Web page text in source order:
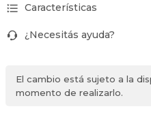
Características
¿Necesitás ayuda?
El cambio está sujeto a la
momento de realizarlo.